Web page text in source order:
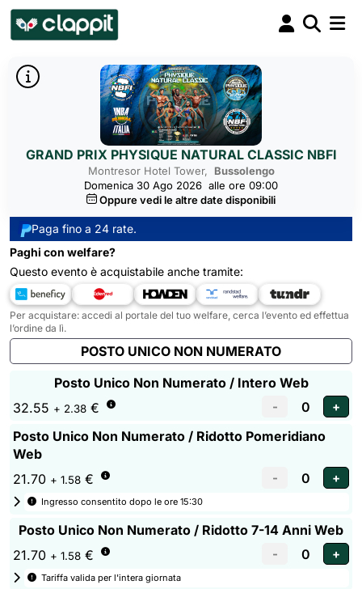
GRAND PRIX PHYSIQUE NATURAL CLASSIC NBFI
Montresor Hotel Tower, Bussolengo
Domenica 30 Ago 2026 alle ore 09:00
Oppure vedi le altre date disponibili
Paga fino a 24 rate.
Paghi con welfare?
Questo evento è acquistabile anche tramite:
Per acquistare: accedi al portale del tuo welfare, cerca l’evento ed effettua
l’ordine da lì.
POSTO UNICO NON NUMERATO
Posto Unico Non Numerato / Intero Web
32.55 + 2.38 €
Posto Unico Non Numerato / Ridotto Pomeridiano
Web
21.70 + 1.58 €
Ingresso consentito dopo le ore 15:30
Posto Unico Non Numerato / Ridotto 7-14 Anni Web
21.70 + 1.58 €
Tariffa valida per l'intera giornata